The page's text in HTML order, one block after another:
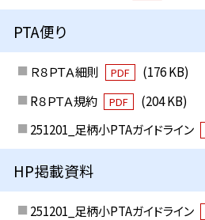
PTA便り
Ｒ８ＰＴＡ細則 PDF
(176 KB)
R８ＰＴＡ規約
PDF
(204 KB)
251201_足柄小PTAガイドライン
HP掲載資料
251201_足柄小PTAガイドライン